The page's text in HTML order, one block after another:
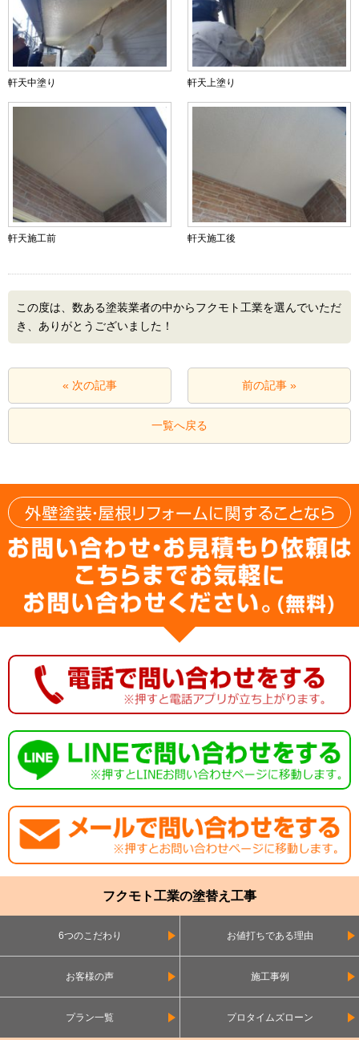
軒天中塗り 軒天上塗り
軒天施工前 軒天施工後
この度は、数ある塗装業者の中からフクモト工業を選んでいただ
き、ありがとうございました！
« 次の記事 前の記事 »
一覧へ戻る
フクモト工業の塗替え工事
6つのこだわり お値打ちである理由
お客様の声 施工事例
プラン一覧 プロタイムズローン